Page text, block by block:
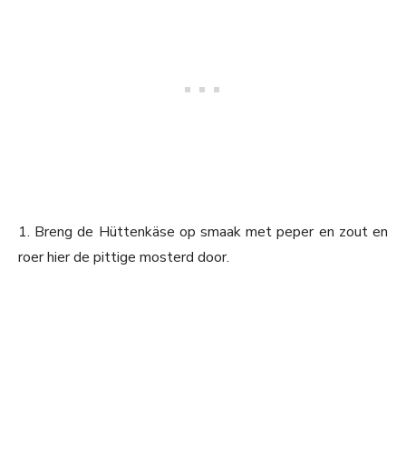
1. Breng de Hüttenkäse op smaak met peper en zout en
roer hier de pittige mosterd door.